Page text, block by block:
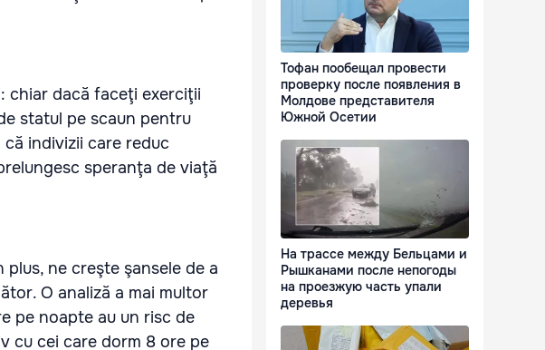
chiar dacă faceţi exerciţii
statul pe scaun pentru
indivizii care reduc
speranţa de viaţă
ne creşte şansele de a
O analiză a mai multor
pe noapte au un risc de
cu cei care dorm 8 ore pe
Тофан пообещал провести
проверку после появления в
Молдове представителя
Южной Осетии
На трассе между Бельцами и
Рышканами после непогоды
на проезжую часть упали
деревья